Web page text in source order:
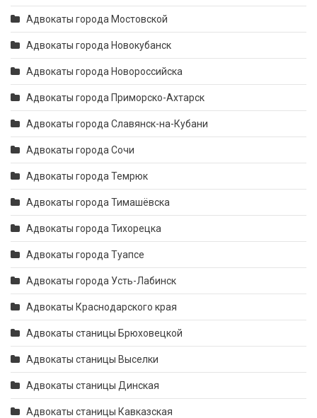
Адвокаты города Мостовской
Адвокаты города Новокубанск
Адвокаты города Новороссийска
Адвокаты города Приморско-Ахтарск
Адвокаты города Славянск-на-Кубани
Адвокаты города Сочи
Адвокаты города Темрюк
Адвокаты города Тимашёвска
Адвокаты города Тихорецка
Адвокаты города Туапсе
Адвокаты города Усть-Лабинск
Адвокаты Краснодарского края
Адвокаты станицы Брюховецкой
Адвокаты станицы Выселки
Адвокаты станицы Динская
Адвокаты станицы Кавказская